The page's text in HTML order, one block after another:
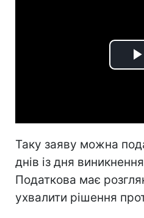
Таку заяву можна
днів із дня
Податкова має
ухвалити рішення